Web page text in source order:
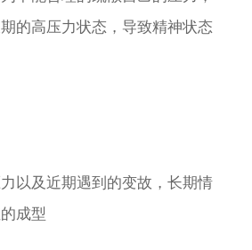
的高压力状态，导致精神状态
及近期遇到的变故，长期情
成型